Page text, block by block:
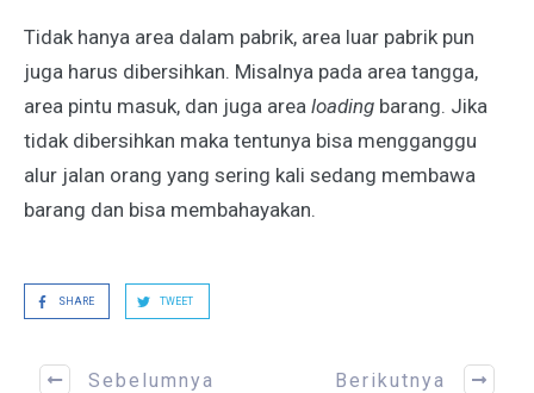
Tidak hanya area dalam pabrik, area luar pabrik pun
juga harus dibersihkan. Misalnya pada area tangga,
area pintu masuk, dan juga area loading barang. Jika
tidak dibersihkan maka tentunya bisa mengganggu
alur jalan orang yang sering kali sedang membawa
barang dan bisa membahayakan.
SHARE TWEET
Sebelumnya Berikutnya